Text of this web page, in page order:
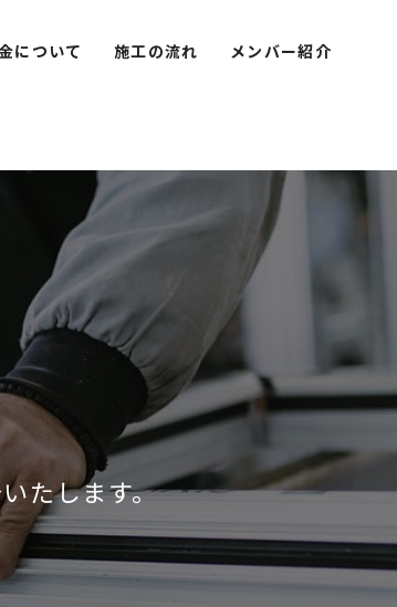
について 施工の流れ メンバー紹介
たします。